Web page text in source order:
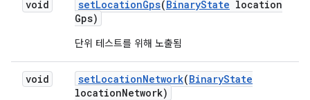
void setLocationGps(BinaryState location
Gps)
단위 테스트를 위해 노출됨
void setLocationNetwork(BinaryState
locationNetwork)